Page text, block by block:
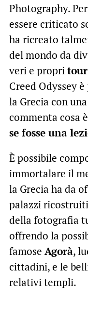
Photography.
essere criticato
ha ricreato
del mondo da
veri e propri
Creed Odyssey
la Grecia con
commenta cosa
se fosse una
È possibile
immortalare il
la Grecia ha da
palazzi
della fotografia
offrendo la
famose Agorà,
cittadini, e le
relativi templi.